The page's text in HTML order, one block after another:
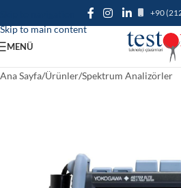
Skip to main content
+90
MENÜ
Ana Sayfa/Ürünler/Spektrum Analizörler